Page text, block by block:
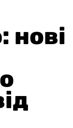
нові